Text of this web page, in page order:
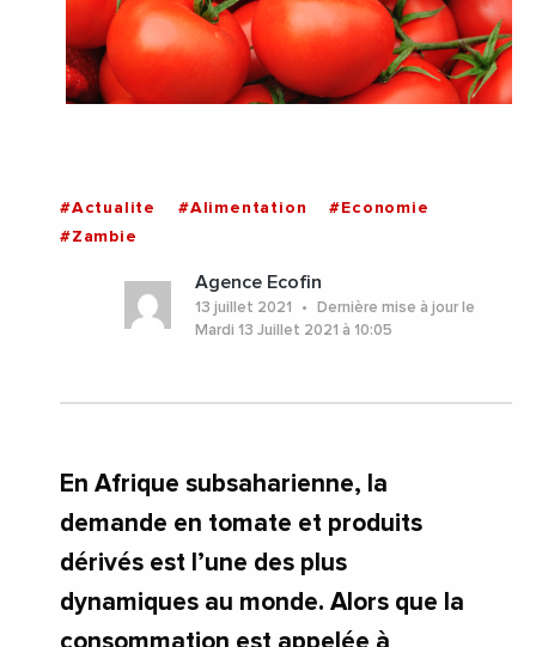
#Actualite #Alimentation
#Economie
#Zambie
Agence Ecofin
13 juillet 2021
Dernière mise à jour le
Mardi 13 Juillet 2021 à 10:05
En Afrique subsaharienne, la
demande en tomate et produits
dérivés est l’une des plus
dynamiques au monde. Alors que la
consommation est appelée à